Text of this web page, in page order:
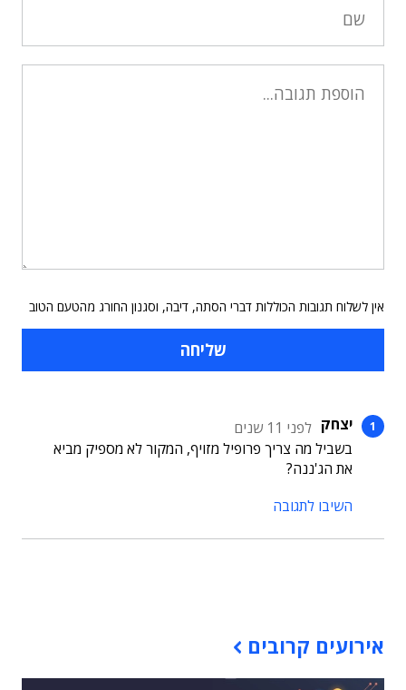
אין לשלוח תגובות הכוללות דברי הסתה, דיבה, וסגנון החורג מהטעם הטוב
יצחק לפני 11 שנים
בשביל מה צריך פרופיל מזויף, המקור לא מספיק מביא
את הג'ננה?
השיבו לתגובה
אירועים קרובים